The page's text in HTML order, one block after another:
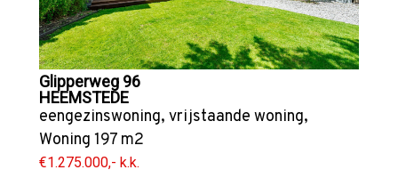
Glipperweg 96
HEEMSTEDE
eengezinswoning, vrijstaande woning,
Woning 197 m2
€1.275.000,- k.k.